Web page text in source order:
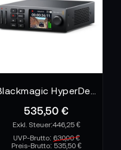
535,50 €
446,25 €
UVP-Brutto: 630,00 €
Preis-Brutto: 535,50 €